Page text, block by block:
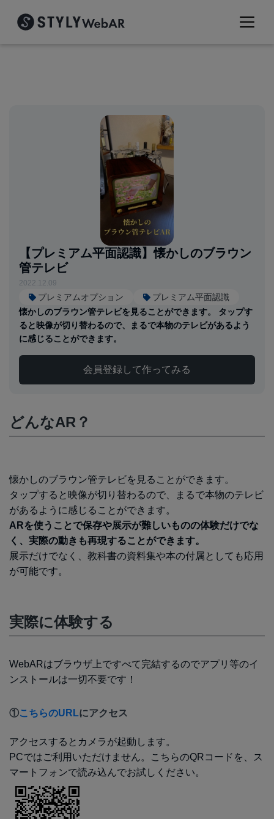
【プレミアム平面認識】懐かしのブラウン
管テレビ
2022.12.09
プレミアムオプション
プレミアム平面認識
懐かしのブラウン管テレビを見ることができます。 タップす
ると映像が切り替わるので、まるで本物のテレビがあるよう
に感じることができます。
会員登録して作ってみる
どんなAR？
懐かしのブラウン管テレビを見ることができます。
タップすると映像が切り替わるので、まるで本物のテレビ
があるように感じることができます。
ARを使うことで保存や展示が難しいものの体験だけでな
く、実際の動きも再現することができます。
展示だけでなく、教科書の資料集や本の付属としても応用
が可能です。
実際に体験する
WebARはブラウザ上ですべて完結するのでアプリ等のイ
ンストールは一切不要です！
①こちらのURLにアクセス
アクセスするとカメラが起動します。
PCではご利用いただけません。こちらのQRコードを、ス
マートフォンで読み込んでお試しください。